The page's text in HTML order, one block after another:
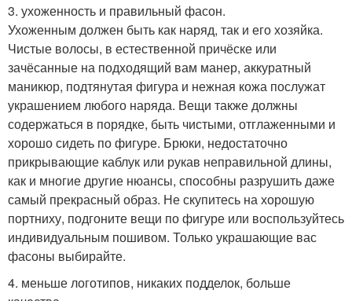
3. ухоженность и правильный фасон.
Ухоженным должен быть как наряд, так и его хозяйка.
Чистые волосы, в естественной причёске или
зачёсанные на подходящий вам манер, аккуратный
маникюр, подтянутая фигура и нежная кожа послужат
украшением любого наряда. Вещи также должны
содержаться в порядке, быть чистыми, отглаженными и
хорошо сидеть по фигуре. Брюки, недостаточно
прикрывающие каблук или рукав неправильной длины,
как и многие другие нюансы, способны разрушить даже
самый прекрасный образ. Не скупитесь на хорошую
портниху, подгоните вещи по фигуре или воспользуйтесь
индивидуальным пошивом. Только украшающие вас
фасоны выбирайте.
4. меньше логотипов, никаких подделок, больше